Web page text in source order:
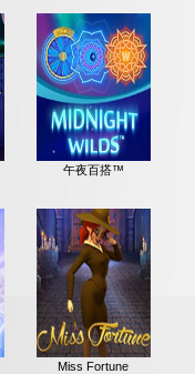
午夜百搭™
Miss Fortune